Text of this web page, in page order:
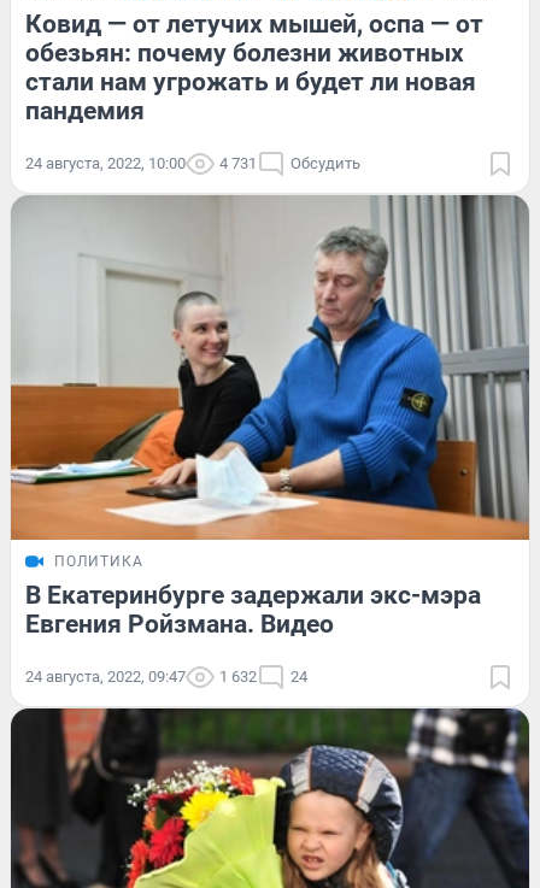
Ковид — от летучих мышей, оспа — от
обезьян: почему болезни животных
стали нам угрожать и будет ли новая
пандемия
24 августа, 2022, 10:00 4 731 Обсудить
ПОЛИТИКА
В Екатеринбурге задержали экс-мэра
Евгения Ройзмана. Видео
24 августа, 2022, 09:47 1 632 24